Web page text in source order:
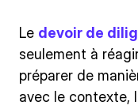
Le devoir de
seulement à
préparer de
avec le contexte,